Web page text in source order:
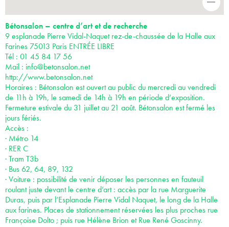
Bétonsalon – centre d’art et de recherche
9 esplanade Pierre Vidal-Naquet rez-de-chaussée de la Halle aux
Farines 75013 Paris ENTRÉE LIBRE
Tél : 01 45 84 17 56
Mail : info@betonsalon.net
http://www.betonsalon.net
Horaires : Bétonsalon est ouvert au public du mercredi au vendredi
de 11h à 19h, le samedi de 14h à 19h en période d’exposition.
Fermeture estivale du 31 juillet au 21 août. Bétonsalon est fermé les
jours fériés.
Accès :
· Métro 14
· RER C
· Tram T3b
· Bus 62, 64, 89, 132
· Voiture : possibilité de venir déposer les personnes en fauteuil
roulant juste devant le centre d’art : accès par la rue Marguerite
Duras, puis par l’Esplanade Pierre Vidal Naquet, le long de la Halle
aux farines. Places de stationnement réservées les plus proches rue
Françoise Dolto ; puis rue Hélène Brion et Rue René Goscinny.